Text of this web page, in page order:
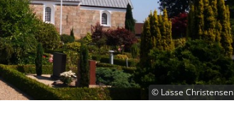
© Lasse Christensen